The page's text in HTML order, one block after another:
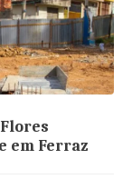
em Ferraz